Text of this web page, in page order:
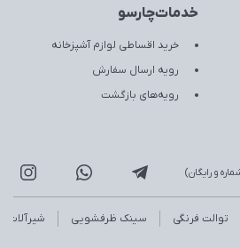
خدمات‌چارسو
خرید اقساطی لوازم آشپزخانه
رویه ارسال سفارش
رویه‌های بازگشت
توالت فرنگی سینک ظرفشویی شیرآلات